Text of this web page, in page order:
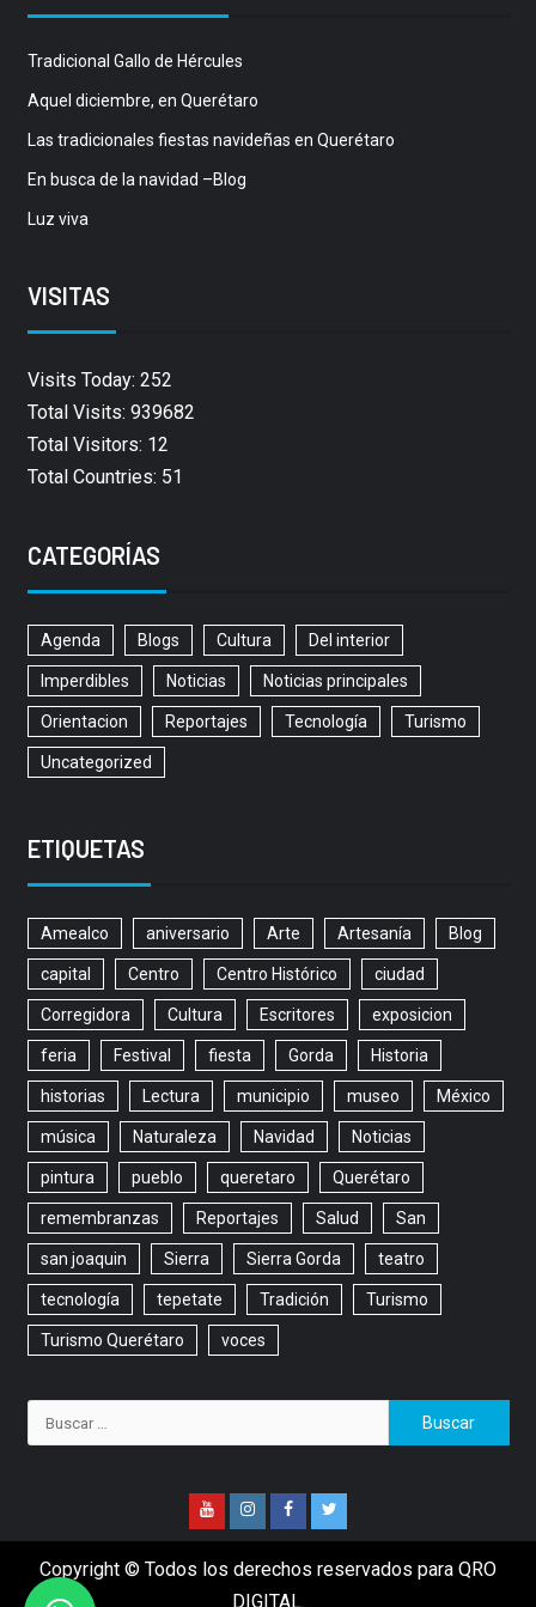
Tradicional Gallo de Hércules
Aquel diciembre, en Querétaro
Las tradicionales fiestas navideñas en Querétaro
En busca de la navidad –Blog
Luz viva
VISITAS
Visits Today: 252
Total Visits: 939682
Total Visitors: 12
Total Countries: 51
CATEGORÍAS
Agenda Blogs Cultura Del interior
Imperdibles Noticias Noticias principales
Orientacion Reportajes Tecnología Turismo
Uncategorized
ETIQUETAS
Amealco aniversario Arte Artesanía Blog
capital Centro Centro Histórico ciudad
Corregidora Cultura Escritores exposicion
feria Festival fiesta Gorda Historia
historias Lectura municipio museo México
música Naturaleza Navidad Noticias
pintura pueblo queretaro Querétaro
remembranzas Reportajes Salud San
san joaquin Sierra Sierra Gorda teatro
tecnología tepetate Tradición Turismo
Turismo Querétaro voces
Copyright © Todos los derechos reservados para QRO
DIGITAL.